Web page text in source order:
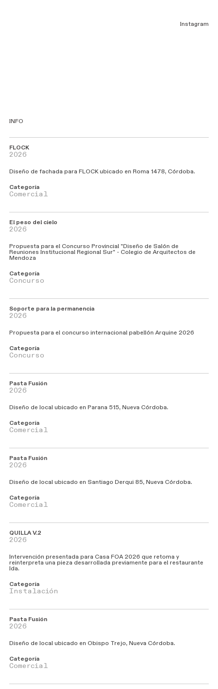
Instagram
INFO
FLOCK
2026
Diseño de fachada para FLOCK ubicado en Roma 1478, Córdoba.
Categoría
Comercial
Elpeso delcielo
2026
Propuesta para el Concurso Provincial "Diseño de Salón de
Reuniones Institucional Regional Sur" - Colegio de Arquitectos de
Mendoza
Categoría
Concurso
Soporte parala permanencia
2026
Propuesta para el concurso internacional pabellón Arquine 2026
Categoría
Concurso
PastaFusión
2026
Diseño de local ubicado en Parana 515, Nueva Córdoba.
Categoría
Comercial
Pasta Fusión
2026
Diseño de local ubicado en Santiago Derqui 85, Nueva Córdoba.
Categoría
Comercial
QUILLA V.2
2026
Intervención presentada para Casa FOA 2026 que retoma y
reinterpreta una pieza desarrollada previamente para el restaurante
Ida.
Categoría
Instalación
PastaFusión
2026
Diseño de local ubicado en Obispo Trejo, Nueva Córdoba.
Categoría
Comercial